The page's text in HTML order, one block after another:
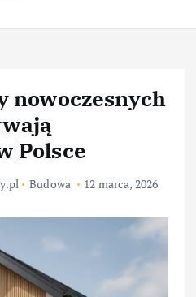
nowoczesnych
Polsce
Budowa 12 marca, 2026